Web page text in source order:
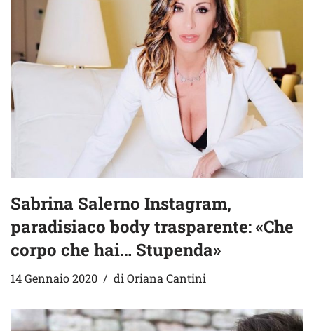
Sabrina Salerno Instagram,
paradisiaco body trasparente: «Che
corpo che hai… Stupenda»
14 Gennaio 2020 diOriana Cantini